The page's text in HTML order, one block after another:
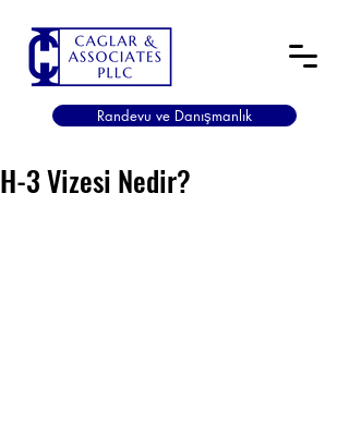
Randevu ve Danışmanlık
H-3 Vizesi Nedir?